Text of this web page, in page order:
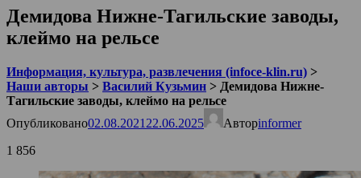
Демидова Нижне-Тагильские заводы,
клеймо на рельсе
Информация, культура, развлечения (infoce-klin.ru) >
Наши авторы > Василий Кузьмин > Демидова Нижне-
Тагильские заводы, клеймо на рельсе
Опубликовано02.08.2021 22.06.2025 Авторinformer
1 856